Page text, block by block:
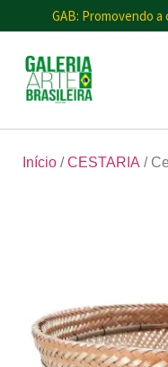
GAB: Promovendo
Início /CESTARIA /